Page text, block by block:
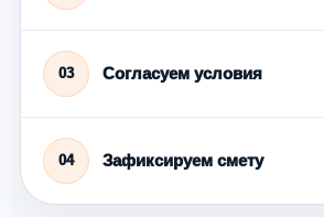
03 Согласуем условия
04 Зафиксируем смету